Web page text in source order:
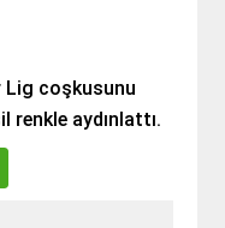
Lig coşkusunu
renkle aydınlattı.